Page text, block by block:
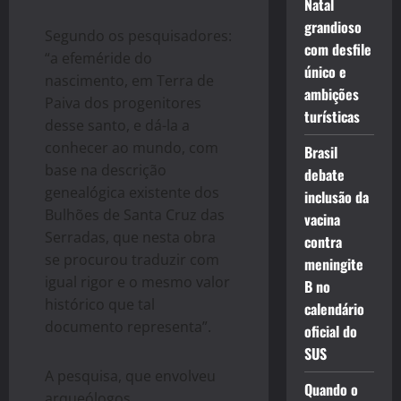
Segundo os pesquisadores:
“a efeméride do
nascimento, em Terra de
Paiva dos progenitores
desse santo, e dá-la a
conhecer ao mundo, com
base na descrição
genealógica existente dos
Bulhões de Santa Cruz das
Serradas, que nesta obra
se procurou traduzir com
igual rigor e o mesmo valor
histórico que tal
documento representa”.
A pesquisa, que envolveu
Natal
grandioso
com desfile
único e
ambições
turísticas
Brasil
debate
inclusão da
vacina
contra
meningite
B no
calendário
oficial do
SUS
Quando o